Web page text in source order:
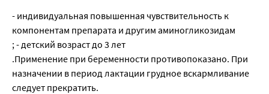
- индивидуальная повышенная чувствительность к
компонентам препарата и другим аминогликозидам
; - детский возраст до 3 лет
.Применение при беременности противопоказано. При
назначении в период лактации грудное вскармливание
следует прекратить.